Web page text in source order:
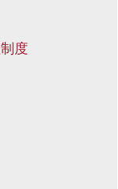
度